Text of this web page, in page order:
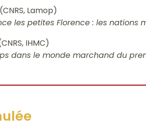
(CNRS, Lamop)
les petites Florence : les nations
IHMC)
dans le monde marchand du